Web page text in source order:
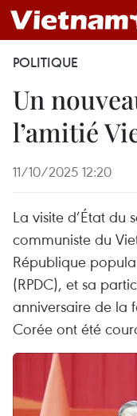
POLITIQUE
Un
l’amitié
11/10/2025 12:20
La visite d’État du
communiste du
République
(RPDC), et sa
anniversaire de la
Corée ont été